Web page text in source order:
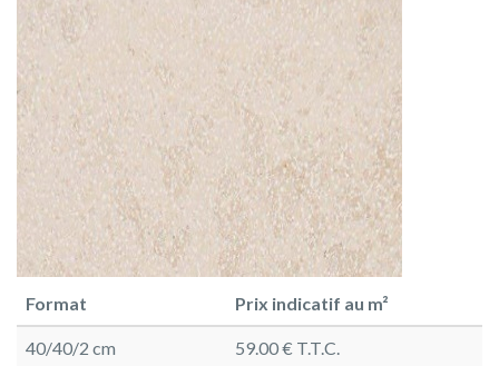
Format Prix indicatif au m²
40/40/2 cm 59.00 € T.T.C.